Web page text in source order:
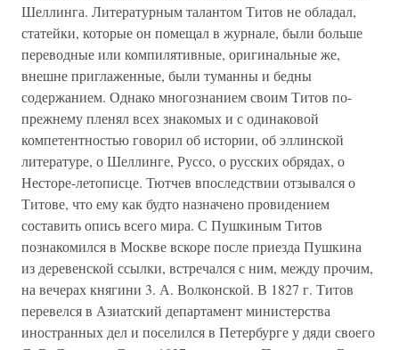
Шеллинга. Литературным талантом Титов не обладал,
статейки, которые он помещал в журнале, были больше
переводные или компилятивные, оригинальные же,
внешне приглаженные, были туманны и бедны
содержанием. Однако многознанием своим Титов по-
прежнему пленял всех знакомых и с одинаковой
компетентностью говорил об истории, об эллинской
литературе, о Шеллинге, Руссо, о русских обрядах, о
Несторе-летописце. Тютчев впоследствии отзывался о
Титове, что ему как будто назначено провидением
составить опись всего мира. С Пушкиным Титов
познакомился в Москве вскоре после приезда Пушкина
из деревенской ссылки, встречался с ним, между прочим,
на вечерах княгини 3. А. Волконской. В 1827 г. Титов
перевелся в Азиатский департамент министерства
иностранных дел и поселился в Петербурге у дяди своего